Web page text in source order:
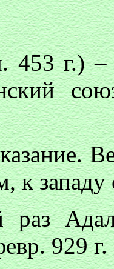
453 г.) –
к
раз
929